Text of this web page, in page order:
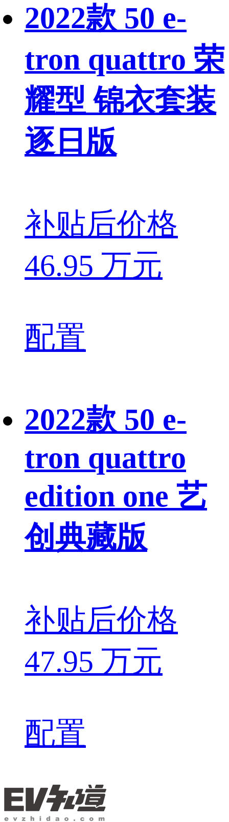
2022款 50 e-
tron quattro 荣
耀型 锦衣套装
逐日版
补贴后价格
46.95 万元
配置
2022款 50 e-
tron quattro
edition one 艺
创典藏版
补贴后价格
47.95 万元
配置